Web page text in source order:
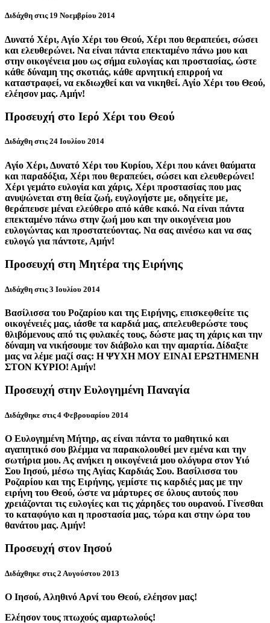
Διδάχθη στις 19 Νοεμβρίου 2014
Δυνατό Χέρι, Αγίο Χέρι του Θεού, Χέρι που θεραπεύει, σώσει
και ελευθερώνει. Να είναι πάντα επεκταμένο πάνω μου και
στην οικογένεια μου ως σήμα ευλογίας και προστασίας, ώστε
κάθε δύναμη της σκοτιάς, κάθε αρνητική επιρροή να
καταστραφεί, να εκδιωχθεί και να νικηθεί. Αγίο Χέρι του Θεού,
ελέησον μας. Αμήν!
Προσευχή στο Ιερό Χέρι του Θεού
Διδάχθη στις 24 Ιουλίου 2014
Αγίο Χέρι, Δυνατό Χέρι του Κυρίου, Χέρι που κάνει θαύματα
και παραδόξια, Χέρι που θεραπεύει, σώσει και ελευθερώνει!
Χέρι γεμάτο ευλογία και χάρις, Χέρι προστασίας που μας
ανυψώνεται στη θεία ζωή, ευγλογήστε με, οδηγείτε με,
θεράπευσε μέναι ελεύθερο από κάθε κακό. Να είναι πάντα
επεκταμένο πάνω στην ζωή μου και την οικογένεια μου
ευλογώντας και προστατεύοντας. Να σας αινέσω και να σας
ευλογώ για πάντοτε, Αμήν!
Προσευχή στη Μητέρα της Ειρήνης
Διδάχθη στις 3 Ιουλίου 2014
Βασίλισσα του Ροζαρίου και της Ειρήνης, επισκεφθείτε τις
οικογένειές μας, ιάσθε τα καρδιά μας, απελευθερώστε τους
θλιβόμενους από τις φυλακές τους, δώστε μας τη χάρις και την
δύναμη να νικήσουμε τον διάβολο και την αμαρτία. Δίδαξτε
μας να λέμε μαζί σας: Η ΨΥΧΗ ΜΟΥ ΕΙΝΑΙ ΕΡΩΤΗΜΕΝΗ
ΣΤΟΝ ΚΥРΙΟ! Αμήν!
Προσευχή στην Ευλογημένη Παναγία
Διδάχθηκε στις 4 Φεβρουαρίου 2014
Ο Ευλογημένη Μήτηρ, ας είναι πάντα το μαθητικό και
αγαπητικό σου βλέμμα να παρακολουθεί μεν εμένα και την
σωτήρια μου. Ας ανήκει η οικογένειά μου ολόγυρα στον Υιό
Σου Ιησού, μέσω της Αγίας Καρδιάς Σου. Βασίλισσα του
Ροζαρίου και της Ειρήνης, γεμίστε τις καρδιές μας με την
ειρήνη του Θεού, ώστε να μάρτυρες σε όλους αυτούς που
χρειάζονται τις ευλογίες και τις χάρηδες του ουρανού. Γίνεσθαι
το καταφύγιο και η προστασία μας, τώρα και στην ώρα του
θανάτου μας. Αμήν!
Προσευχή στον Ιησού
Διδάχθηκε στις 2 Αυγούστου 2013
Ο Ιησού, Αληθινό Αρνί του Θεού, ελέησον μας!
Ελέησον τους πτωχούς αμαρτωλούς!